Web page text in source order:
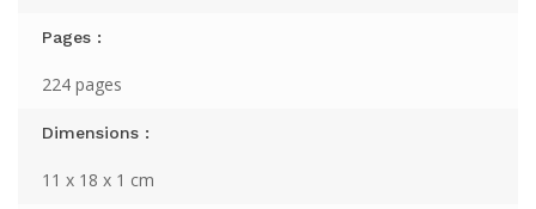
Pages :
224 pages
Dimensions :
11 x 18 x 1 cm